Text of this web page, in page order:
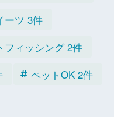
ーツ 3件
フィッシング 2件
ペットOK 2件